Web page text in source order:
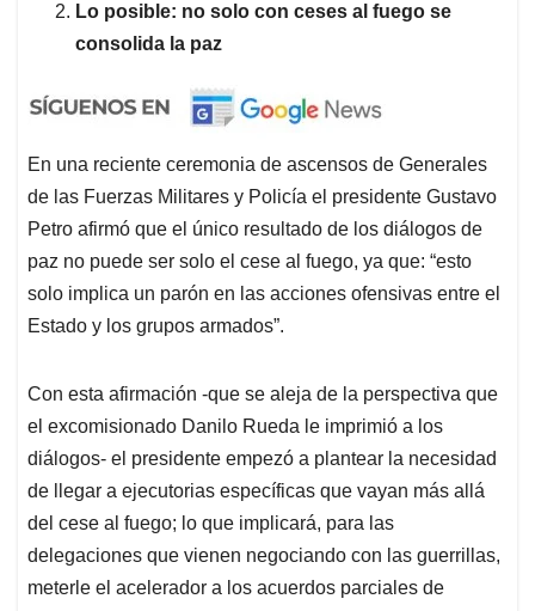
Lo posible: no solo con ceses al fuego se
consolida la paz
En una reciente ceremonia de ascensos de Generales
de las Fuerzas Militares y Policía el presidente Gustavo
Petro afirmó que el único resultado de los diálogos de
paz no puede ser solo el cese al fuego, ya que: “esto
solo implica un parón en las acciones ofensivas entre el
Estado y los grupos armados”.
Con esta afirmación -que se aleja de la perspectiva que
el excomisionado Danilo Rueda le imprimió a los
diálogos- el presidente empezó a plantear la necesidad
de llegar a ejecutorias específicas que vayan más allá
del cese al fuego; lo que implicará, para las
delegaciones que vienen negociando con las guerrillas,
meterle el acelerador a los acuerdos parciales de